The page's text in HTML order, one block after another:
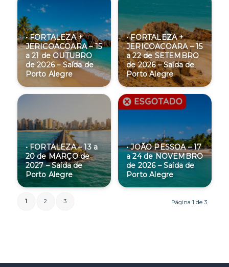
• FORTALEZA +
JERICOACOARA – 15
a 21 de OUTUBRO
de 2026 – Saída de
Porto Alegre
• FORTALEZA +
JERICOACOARA – 15
a 22 de SETEMBRO
de 2026 – Saída de
Porto Alegre
• FORTALEZA – 13 a
20 de MARÇO de
2027 – Saída de
Porto Alegre
• JOÃO PESSOA – 17
a 24 de NOVEMBRO
de 2026 – Saída de
Porto Alegre
Página 1 de 3
1 2 3